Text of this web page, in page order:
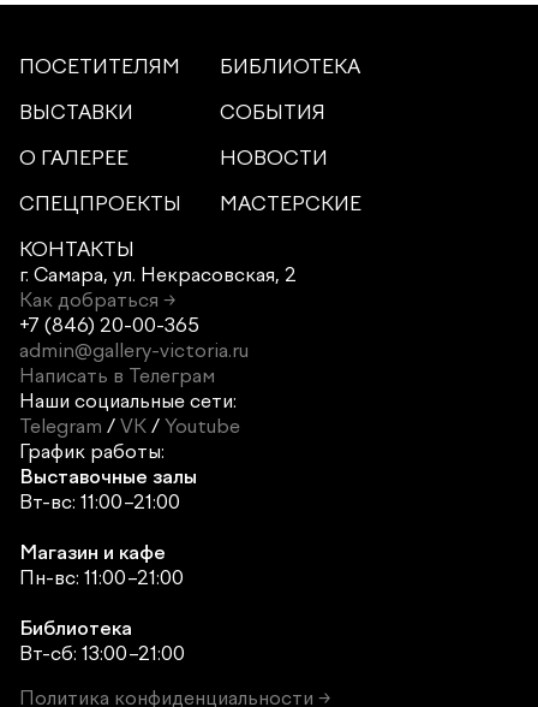
ПОСЕТИТЕЛЯМ
БИБЛИОТЕКА
ВЫСТАВКИ
СОБЫТИЯ
О ГАЛЕРЕЕ
НОВОСТИ
СПЕЦПРОЕКТЫ
МАСТЕРСКИЕ
КОНТАКТЫ
г. Самара, ул. Некрасовская, 2
Как добраться →
+7 (846) 20-00-365
admin@gallery-victoria.ru
Написать в Телеграм
Наши социальные сети:
Telegram / VK / Youtube
График работы:
Выставочные залы
Вт-вс: 11:00–21:00
Магазин и кафе
Пн-вс: 11:00–21:00
Библиотека
Вт-сб: 13:00–21:00
Политика конфиденциальности →